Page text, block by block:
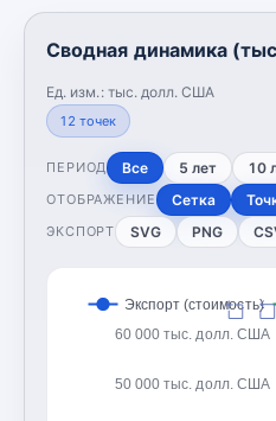
Сводная динамика
Ед. изм.: тыс. долл. США
12 точек
ПЕРИОД Все 5 лет 10
ОТОБРАЖЕНИЕ Сетка
ЭКСПОРТ SVG PNG
50 000 тыс. долл. США
60 000 тыс. долл. США
Экспорт (стоимость)